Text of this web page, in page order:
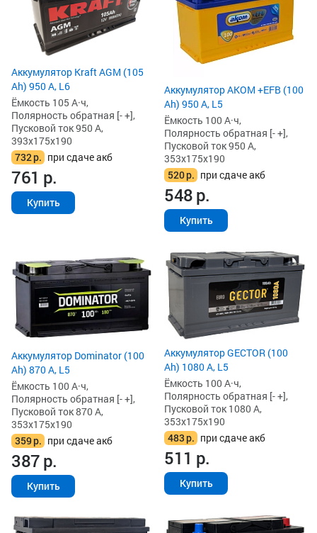
Аккумулятор Kraft AGM (105
Ah) 950 А, L6
Ёмкость 105 А·ч,
Полярность обратная [- +],
Пусковой ток 950 А,
393x175x190
732р. при сдаче акб
761 р.
Купить
Аккумулятор AKOM +EFB (100
Ah) 950 А, L5
Ёмкость 100 А·ч,
Полярность обратная [- +],
Пусковой ток 950 А,
353x175x190
520р. при сдаче акб
548р.
Купить
Аккумулятор Dominator (100
Ah) 870 А, L5
Ёмкость 100 А·ч,
Полярность обратная [- +],
Пусковой ток 870 А,
353x175x190
359р. при сдаче акб
387р.
Купить
Аккумулятор GECTOR (100
Ah) 1080 А, L5
Ёмкость 100 А·ч,
Полярность обратная [- +],
Пусковой ток 1080 А,
353x175x190
483р. при сдаче акб
511 р.
Купить